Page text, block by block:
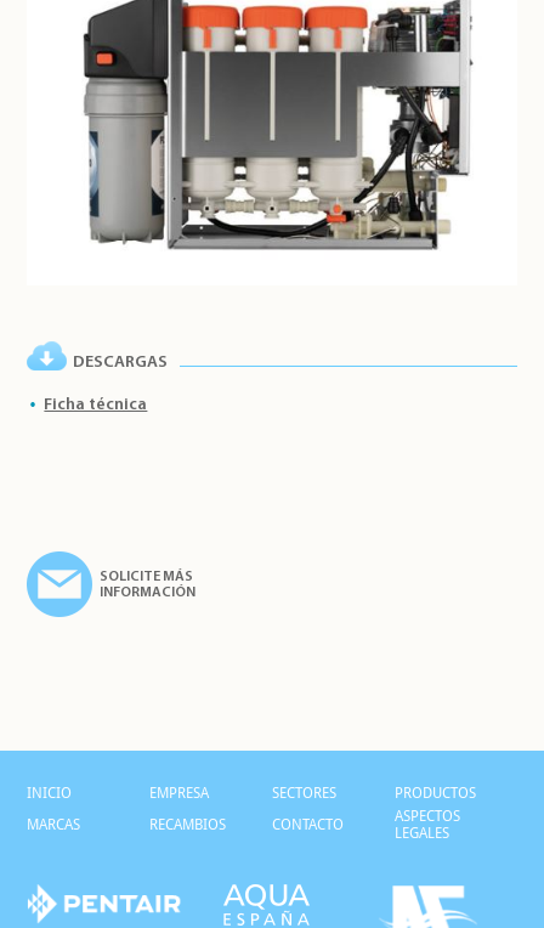
DESCARGAS
Ficha técnica
SOLICITE MÁS
INFORMACIÓN
INICIO EMPRESA SECTORES
PRODUCTOS
MARCAS
RECAMBIOS CONTACTO
ASPECTOS
LEGALES